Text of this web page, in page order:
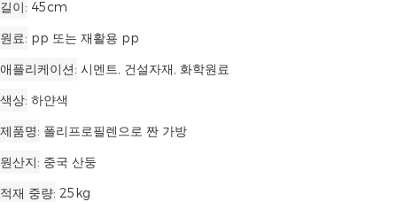
길이 45cm
원료 pp 또는 재활용 pp
애플리케이션 시멘트, 건설자재, 화학원료
색상 하얀색
제품명 폴리프로필렌으로 짠 가방
원산지 중국 산둥
적재 중량 25kg